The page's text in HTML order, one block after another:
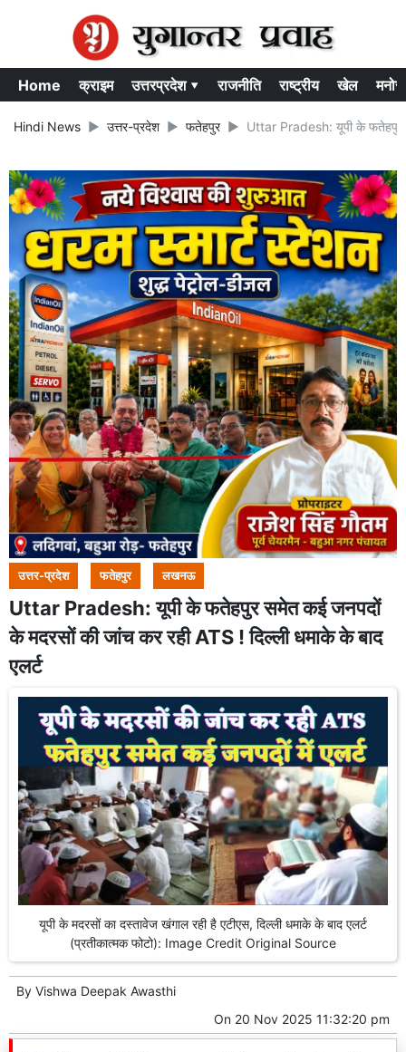
Home क्राइम उत्तरप्रदेश ▾ राजनीति राष्ट्रीय खेल
Hindi News उत्तर-प्रदेश फतेहपुर Uttar Pradesh: यूपी के फतेहपुर
उत्तर-प्रदेश फतेहपुर लखनऊ
Uttar Pradesh: यूपी के फतेहपुर समेत कई जनपदों
के मदरसों की जांच कर रही ATS ! दिल्ली धमाके के बाद
एलर्ट
यूपी के मदरसों का दस्तावेज खंगाल रही है एटीएस, दिल्ली धमाके के बाद एलर्ट
(प्रतीकात्मक फोटो): Image Credit Original Source
By Vishwa Deepak Awasthi
On 20 Nov 2025 11:32:20 pm